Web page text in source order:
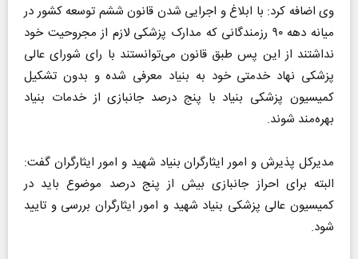
وی اضافه کرد: با ابلاغ و اجرایی شدن قانون ششم توسعه کشور در
میانه دهه ۹۰ رزمندگانی که مدارک پزشکی لازم از مجروحیت خود
نداشتند از این پس طبق قانون می‌توانستند با رای شورای عالی
پزشکی نهاد خدمتی خود به بنیاد معرفی شده و بدون تشکیل
کمیسیون پزشکی بنیاد با پنج درصد جانبازی از خدمات بنیاد
بهره‌مند شوند.
مدیرکل پذیرش و امور ایثارگران بنیاد شهید و امور ایثارگران گفت:
البته برای احراز جانبازی بیش از پنج درصد موضوع باید در
کمیسیون عالی پزشکی بنیاد شهید و امور ایثارگران بررسی و تایید
شود.